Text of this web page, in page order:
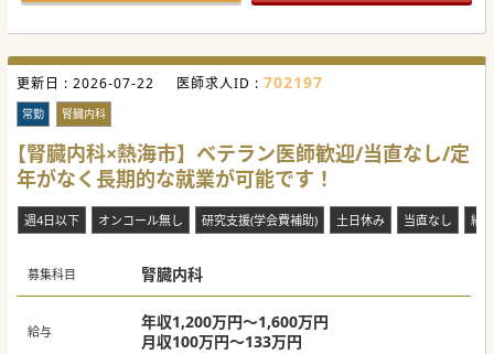
更新日 : 2026-07-22 医師求人ID : 702197
常勤 腎臓内科
【腎臓内科×熱海市】ベテラン医師歓迎/当直なし/定
年がなく長期的な就業が可能です！
週4日以下 オンコール無し 研究支援(学会費補助) 土日休み 当直なし 紙
募集科目 腎臓内科
給与
年収1,200万円～1,600万円
月収100万円～133万円